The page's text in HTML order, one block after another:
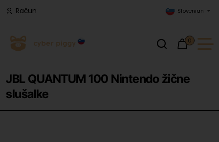
Račun Slovenian
0
JBL QUANTUM 100 Nintendo žične
slušalke